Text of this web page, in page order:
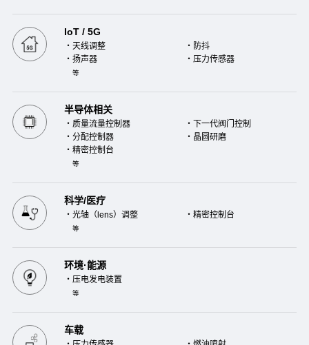
IoT / 5G
・天线调整
・防抖
・扬声器
・压力传感器
等
半导体相关
・质量流量控制器
・下一代阀门控制
・分配控制器
・晶圆研磨
・精密控制台
等
科学/医疗
・光轴（lens）调整 ・精密控制台
等
环境·能源
・压电发电装置
等
车载